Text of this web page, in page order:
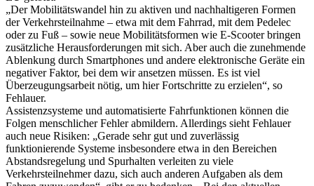
„Der Mobilitätswandel hin zu aktiven und nachhaltigeren Formen
der Verkehrsteilnahme – etwa mit dem Fahrrad, mit dem Pedelec
oder zu Fuß – sowie neue Mobilitätsformen wie E-Scooter bringen
zusätzliche Herausforderungen mit sich. Aber auch die zunehmende
Ablenkung durch Smartphones und andere elektronische Geräte ein
negativer Faktor, bei dem wir ansetzen müssen. Es ist viel
Überzeugungsarbeit nötig, um hier Fortschritte zu erzielen“, so
Fehlauer.
Assistenzsysteme und automatisierte Fahrfunktionen können die
Folgen menschlicher Fehler abmildern. Allerdings sieht Fehlauer
auch neue Risiken: „Gerade sehr gut und zuverlässig
funktionierende Systeme insbesondere etwa in den Bereichen
Abstandsregelung und Spurhalten verleiten zu viele
Verkehrsteilnehmer dazu, sich auch anderen Aufgaben als dem